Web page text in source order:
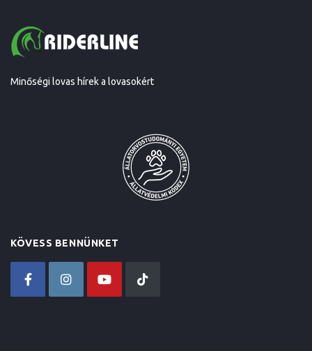
Minőségi lovas hírek a lovasokért
KÖVESS BENNÜNKET